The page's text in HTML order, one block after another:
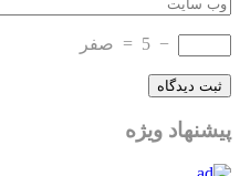
−
5
= صفر
پیشنهاد ویژه